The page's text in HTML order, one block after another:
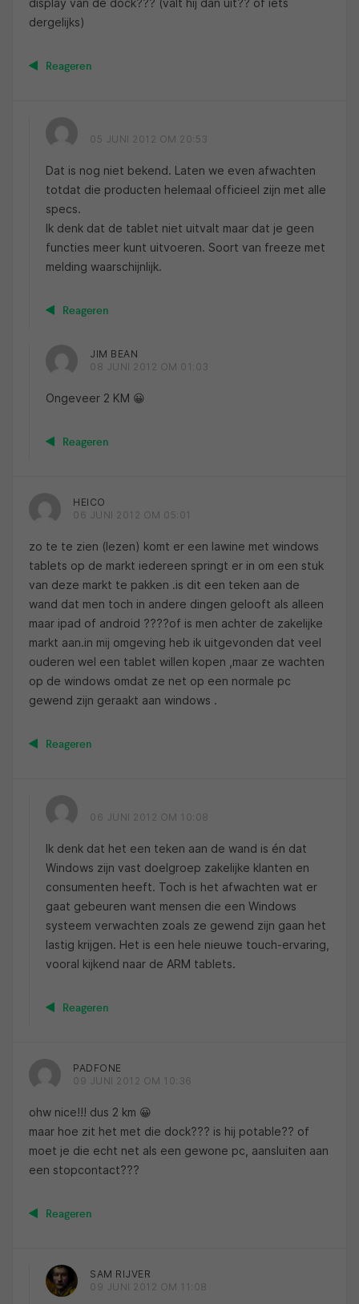
dergelijks)
Reageren
05 JUNI 2012 OM 20:53
Dat is nog niet bekend. Laten we even afwachten
totdat die producten helemaal officieel zijn met alle
specs.
Ik denk dat de tablet niet uitvalt maar dat je geen
functies meer kunt uitvoeren. Soort van freeze met
melding waarschijnlijk.
Reageren
JIM BEAN
08 JUNI 2012 OM 01:03
Ongeveer 2 KM 😀
Reageren
HEICO
06 JUNI 2012 OM 05:01
zo te te zien (lezen) komt er een lawine met windows
tablets op de markt iedereen springt er in om een stuk
van deze markt te pakken .is dit een teken aan de
wand dat men toch in andere dingen gelooft als alleen
maar ipad of android ????of is men achter de zakelijke
markt aan.in mij omgeving heb ik uitgevonden dat veel
ouderen wel een tablet willen kopen ,maar ze wachten
op de windows omdat ze net op een normale pc
gewend zijn geraakt aan windows .
Reageren
06 JUNI 2012 OM 10:08
Ik denk dat het een teken aan de wand is én dat
Windows zijn vast doelgroep zakelijke klanten en
consumenten heeft. Toch is het afwachten wat er
gaat gebeuren want mensen die een Windows
systeem verwachten zoals ze gewend zijn gaan het
lastig krijgen. Het is een hele nieuwe touch-ervaring,
vooral kijkend naar de ARM tablets.
Reageren
PADFONE
09 JUNI 2012 OM 10:36
ohw nice!!! dus 2 km 😀
maar hoe zit het met die dock??? is hij potable?? of
moet je die echt net als een gewone pc, aansluiten aan
een stopcontact???
Reageren
SAM RIJVER
09 JUNI 2012 OM 11:08